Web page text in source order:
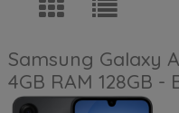
Samsung Galaxy
4GB RAM 128GB -